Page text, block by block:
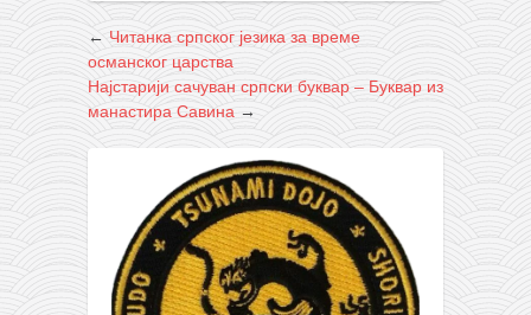
← Читанка српског језика за време
османског царства
Најстарији сачуван српски буквар – Буквар из
манастира Савина →